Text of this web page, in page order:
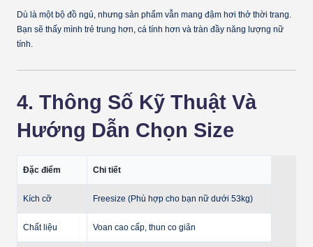
Dù là một bộ đồ ngủ, nhưng sản phẩm vẫn mang đậm hơi thở thời trang.
Bạn sẽ thấy mình trẻ trung hơn, cá tính hơn và tràn đầy năng lượng nữ
tính.
4. Thông Số Kỹ Thuật Và
Hướng Dẫn Chọn Size
Đặc điểm Chi tiết
Kích cỡ Freesize (Phù hợp cho bạn nữ dưới 53kg)
Chất liệu Voan cao cấp, thun co giãn